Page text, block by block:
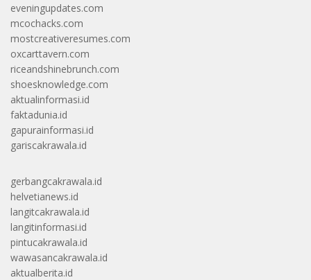
eveningupdates.com
mcochacks.com
mostcreativeresumes.com
oxcarttavern.com
riceandshinebrunch.com
shoesknowledge.com
aktualinformasi.id
faktadunia.id
gapurainformasi.id
gariscakrawala.id
gerbangcakrawala.id
helvetianews.id
langitcakrawala.id
langitinformasi.id
pintucakrawala.id
wawasancakrawala.id
aktualberita.id